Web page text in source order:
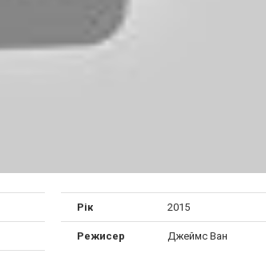
Рік 2015
Режисер Джеймс Ван